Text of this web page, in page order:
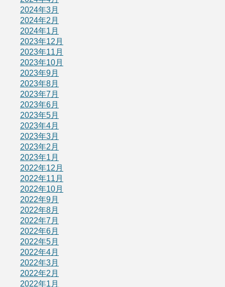
2024年3月
2024年2月
2024年1月
2023年12月
2023年11月
2023年10月
2023年9月
2023年8月
2023年7月
2023年6月
2023年5月
2023年4月
2023年3月
2023年2月
2023年1月
2022年12月
2022年11月
2022年10月
2022年9月
2022年8月
2022年7月
2022年6月
2022年5月
2022年4月
2022年3月
2022年2月
2022年1月